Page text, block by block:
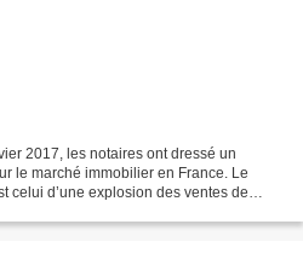
2017, les notaires ont dressé un
le marché immobilier en France. Le
celui d’une explosion des ventes de